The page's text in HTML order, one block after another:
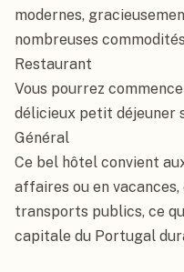
modernes,
nombreuses
Restaurant
Vous pourrez
délicieux petit déjeuner
Général
Ce bel hôtel convient
affaires ou en
transports publics, ce
capitale du Portugal